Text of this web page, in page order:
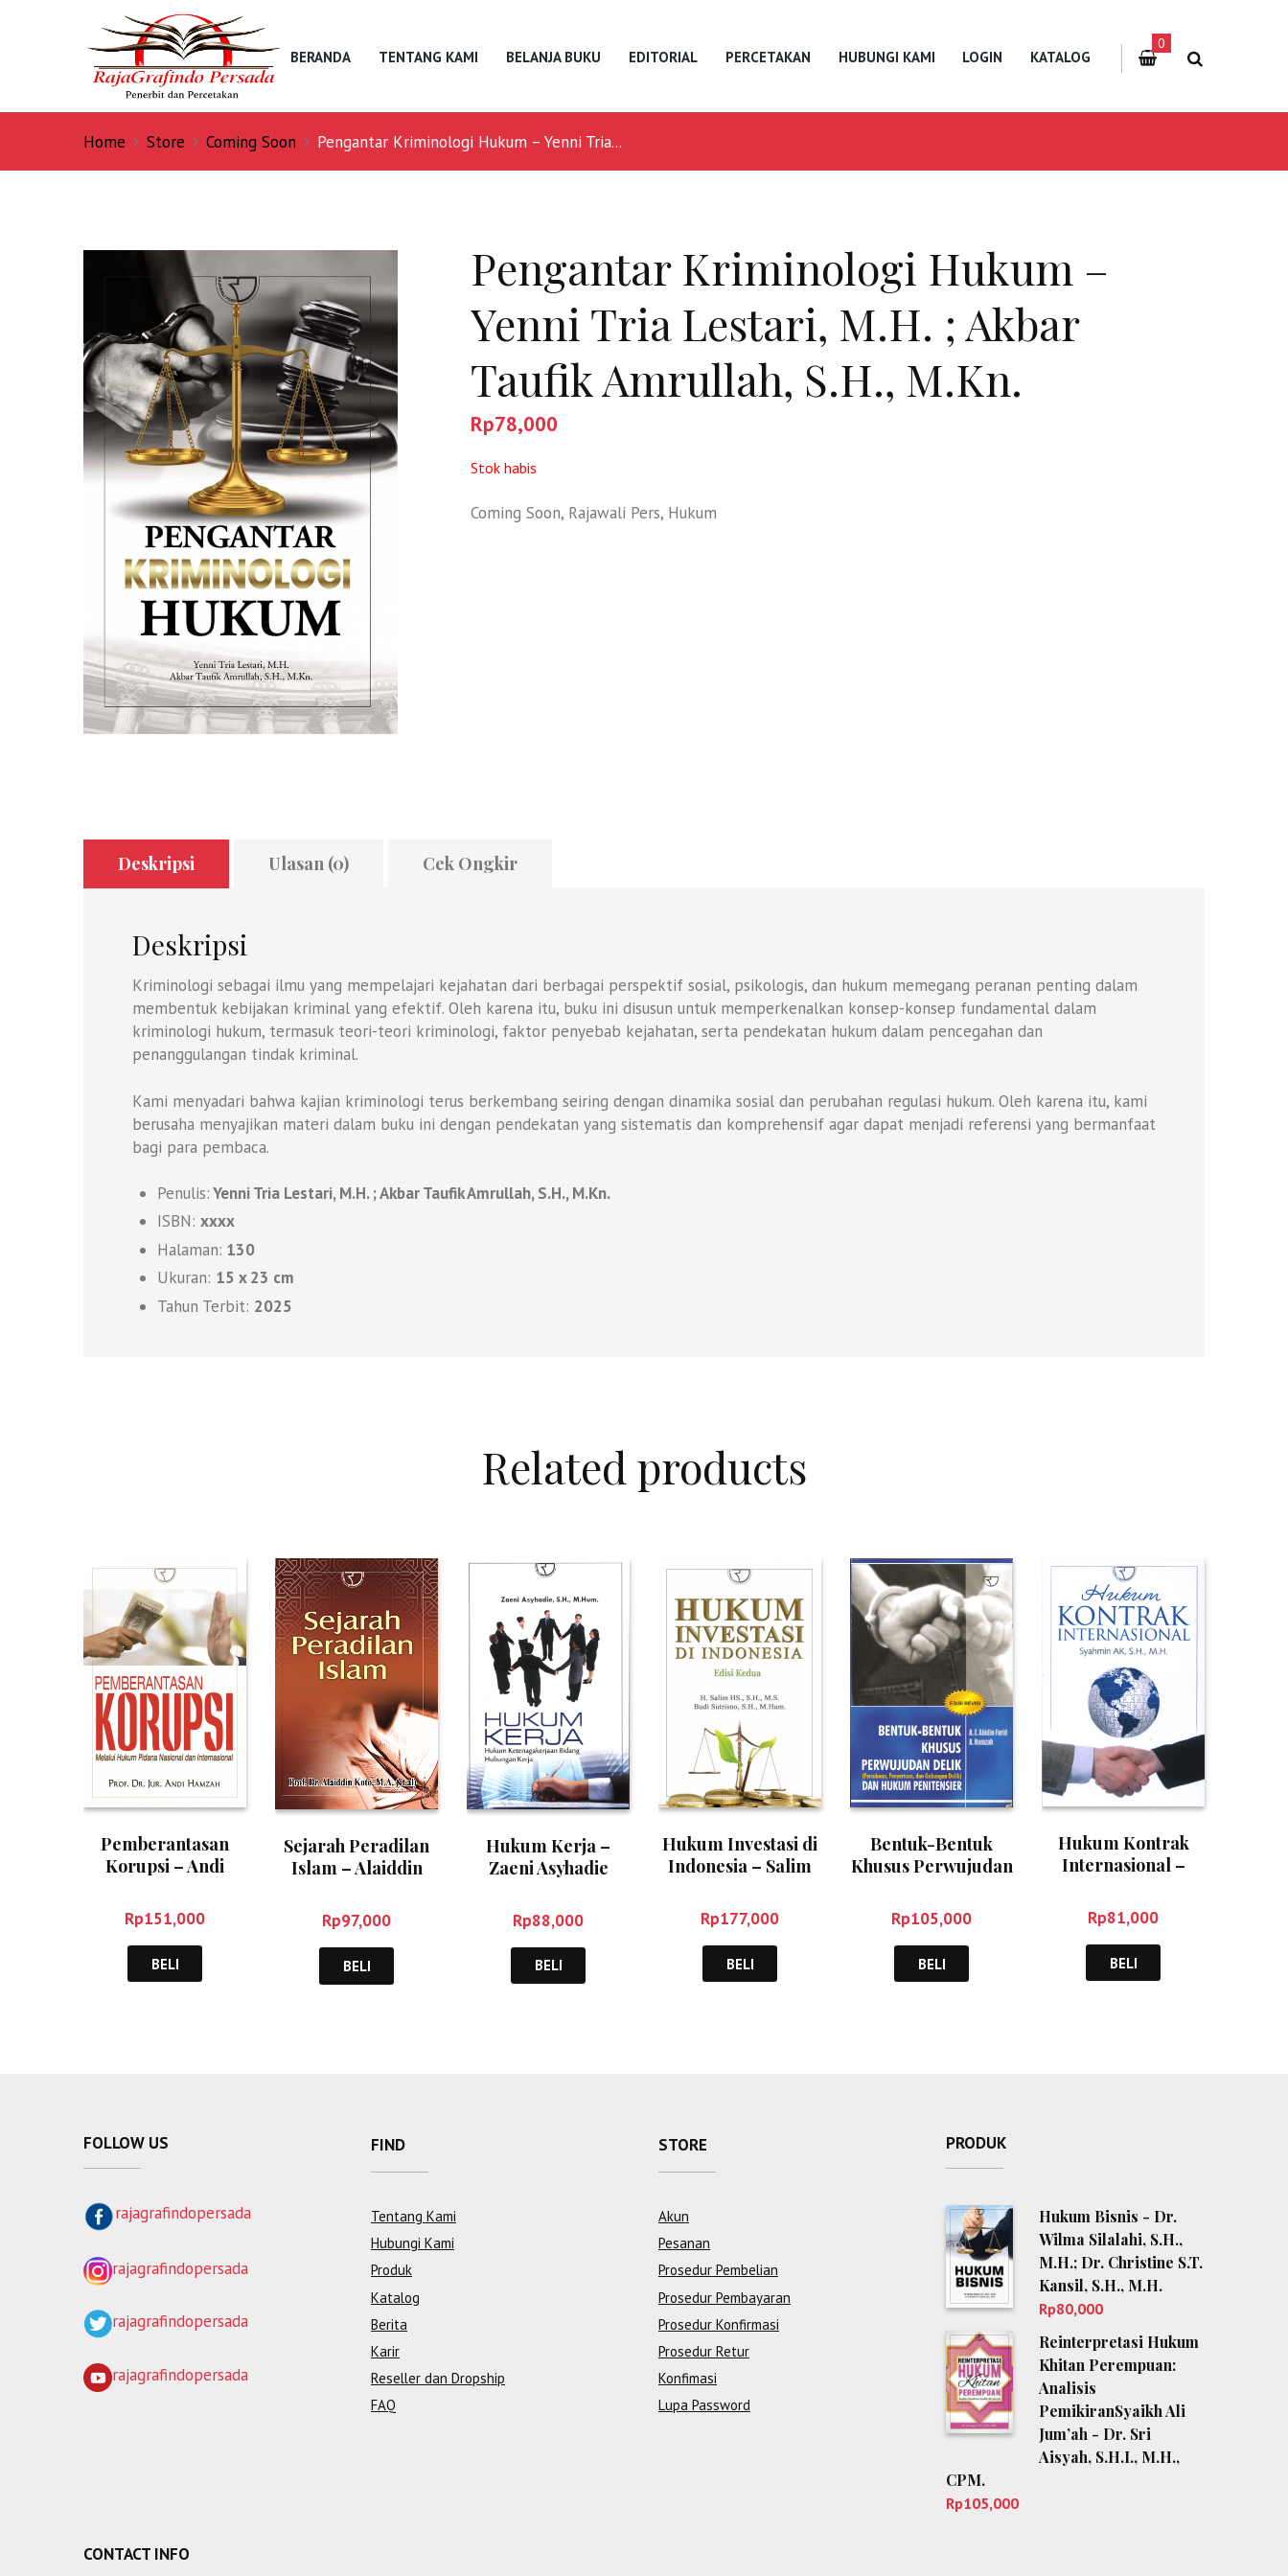
BERANDA TENTANG KAMI BELANJA BUKU EDITORIAL PERCETAKAN HUBUNGI KAMI LOGIN KATALOG
0
Home Store Coming Soon Pengantar Kriminologi Hukum – Yenni Tria...
Pengantar Kriminologi Hukum –
Yenni Tria Lestari, M.H. ; Akbar
Taufik Amrullah, S.H., M.Kn.
Rp78,000
Stok habis
Coming Soon, Rajawali Pers, Hukum
Deskripsi Ulasan (0) Cek Ongkir
Deskripsi
Kriminologi sebagai ilmu yang mempelajari kejahatan dari berbagai perspektif sosial, psikologis, dan hukum memegang peranan penting dalam
membentuk kebijakan kriminal yang efektif. Oleh karena itu, buku ini disusun untuk memperkenalkan konsep-konsep fundamental dalam
kriminologi hukum, termasuk teori-teori kriminologi, faktor penyebab kejahatan, serta pendekatan hukum dalam pencegahan dan
penanggulangan tindak kriminal.
Kami menyadari bahwa kajian kriminologi terus berkembang seiring dengan dinamika sosial dan perubahan regulasi hukum. Oleh karena itu, kami
berusaha menyajikan materi dalam buku ini dengan pendekatan yang sistematis dan komprehensif agar dapat menjadi referensi yang bermanfaat
bagi para pembaca.
Penulis:Yenni Tria Lestari, M.H. ; Akbar Taufik Amrullah, S.H., M.Kn.
ISBN: xxxx
Halaman: 130
Ukuran: 15 x 23 cm
Tahun Terbit: 2025
Related products
Pemberantasan
Korupsi – Andi
Rp151,000
BELI
Sejarah Peradilan
Islam – Alaiddin
Rp97,000
BELI
Hukum Kerja –
Zaeni Asyhadie
Rp88,000
BELI
Hukum Investasi di
Indonesia – Salim
Rp177,000
BELI
Bentuk-Bentuk
Khusus Perwujudan
Hamzah
Rp105,000
BELI
Hukum Kontrak
Internasional –
Rp81,000
BELI
FOLLOW US
rajagrafindopersada
rajagrafindopersada
rajagrafindopersada
rajagrafindopersada
FIND
Tentang Kami
Hubungi Kami
Produk
Katalog
Berita
Karir
Reseller dan Dropship
FAQ
STORE
Akun
Pesanan
Prosedur Pembelian
Prosedur Pembayaran
Prosedur Konfirmasi
Prosedur Retur
Konfimasi
Lupa Password
PRODUK
Hukum Bisnis - Dr.
Wilma Silalahi, S.H.,
M.H.; Dr. Christine S.T.
Kansil, S.H., M.H.
Rp80,000
Reinterpretasi Hukum
Khitan Perempuan:
Analisis
PemikiranSyaikh Ali
Jum’ah - Dr. Sri
Aisyah, S.H.I., M.H.,
CPM.
Rp105,000
CONTACT INFO